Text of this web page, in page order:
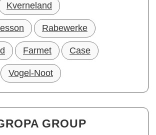
Kverneland
Rabewerke
Farmet Case
Vogel-Noot
GROUP